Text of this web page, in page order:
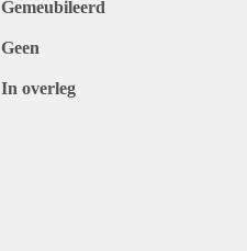
Gemeubileerd
Geen
In overleg